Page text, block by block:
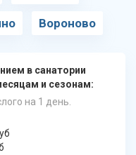
Вороново
в санатории
и сезонам:
на 1 день.